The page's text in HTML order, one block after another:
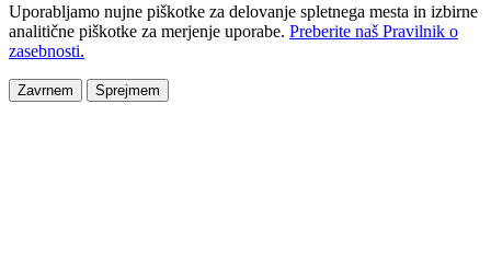
Uporabljamo nujne piškotke za delovanje spletnega mesta in izbirne
analitične piškotke za merjenje uporabe. Preberite naš Pravilnik o
zasebnosti.
Zavrnem Sprejmem